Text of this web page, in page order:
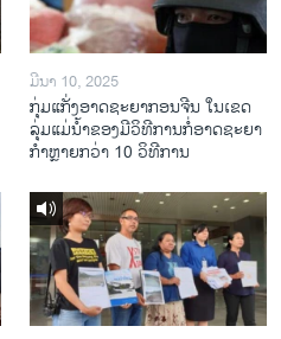
ມີນາ 10, 2025
ກຸ່ມແກັ່ງອາດຊະຍາກອນຈີນ ໃນເຂດ
ລຸ່ມແມ່ນໍ້າຂອງມີວິທີການກໍ່ອາດຊະຍາ
ກຳຫຼາຍກວ່າ 10 ວິທີການ